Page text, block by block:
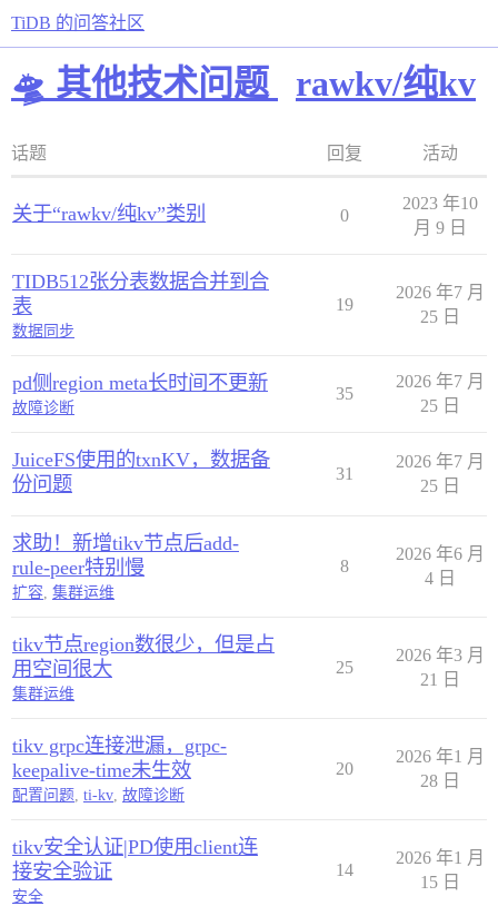
TiDB 的问答社区
🛸 其他技术问题 rawkv/纯kv
话题 回复 活动
关于“rawkv/纯kv”类别 0
2023 年10
月 9 日
TIDB512张分表数据合并到合
表
数据同步
19
2026 年7 月
25 日
pd侧region meta长时间不更新
故障诊断
35
2026 年7 月
25 日
JuiceFS使用的txnKV，数据备
份问题
31
2026 年7 月
25 日
求助！新增tikv节点后add-
rule-peer特别慢
扩容, 集群运维
8
2026 年6 月
4 日
tikv节点region数很少，但是占
用空间很大
集群运维
25
2026 年3 月
21 日
tikv grpc连接泄漏，grpc-
keepalive-time未生效
配置问题, ti-kv, 故障诊断
20
2026 年1 月
28 日
tikv安全认证|PD使用client连
接安全验证
安全
14
2026 年1 月
15 日